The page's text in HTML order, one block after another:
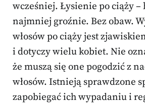
wcześniej. Łysienie po ciąży –
najmniej groźnie. Bez obaw.
włosów po ciąży jest
i dotyczy wielu kobiet. Nie
że muszą się one pogodzić z
włosów. Istnieją sprawdzone
zapobiegać ich wypadaniu i